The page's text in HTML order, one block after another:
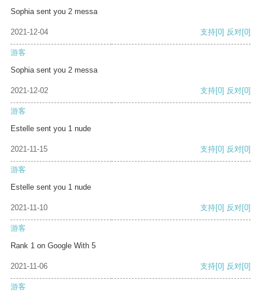
Sophia sent you 2 messa
2021-12-04 支持[0] 反对[0]
游客
Sophia sent you 2 messa
2021-12-02 支持[0] 反对[0]
游客
Estelle sent you 1 nude
2021-11-15 支持[0] 反对[0]
游客
Estelle sent you 1 nude
2021-11-10 支持[0] 反对[0]
游客
Rank 1 on Google With 5
2021-11-06 支持[0] 反对[0]
游客